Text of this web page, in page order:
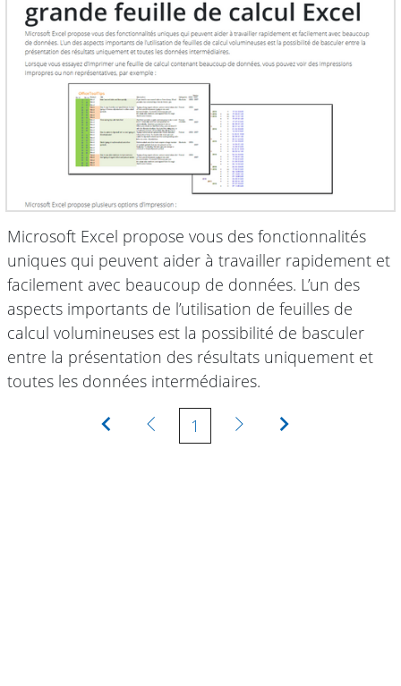
Microsoft Excel propose vous des fonctionnalités
uniques qui peuvent aider à travailler rapidement et
facilement avec beaucoup de données. L’un des
aspects importants de l’utilisation de feuilles de
calcul volumineuses est la possibilité de basculer
entre la présentation des résultats uniquement et
toutes les données intermédiaires.
PremièrePrécédente
1 Suivante